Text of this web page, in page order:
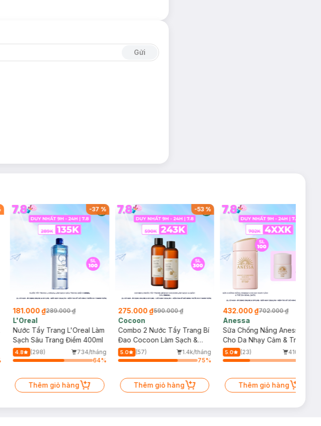
Gửi
-37 %
181.000 ₫289.000 ₫
L'Oreal
Nước Tẩy Trang L'Oreal Làm
Sạch Sâu Trang Điểm 400ml
4.8 (298)
734/tháng
64%
Thêm giỏ hàng
-53%
275.000 ₫590.000 ₫
Cocoon
Combo 2 Nước Tẩy Trang Bí
Đao Cocoon Làm Sạch &
Giảm Dầu 500ml
5.0 (57)
1.4k/tháng
75%
Thêm giỏ hàng
432.000 ₫702.000 ₫
Anessa
Sữa Chống Nắng Anessa
Cho Da Nhạy Cảm & Trẻ Em
60ml (Mới)
5.0 (23)
410/tháng
Thêm giỏ hàng